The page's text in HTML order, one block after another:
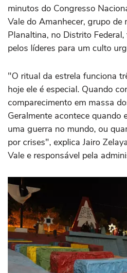
minutos do Congresso
Vale do Amanhecer, grupo de
Planaltina, no Distrito
pelos líderes para um culto
"O ritual da estrela funciona
hoje ele é especial. Quando
comparecimento em massa
Geralmente acontece quando
uma guerra no mundo, ou
por crises", explica Jairo
Vale e responsável pela